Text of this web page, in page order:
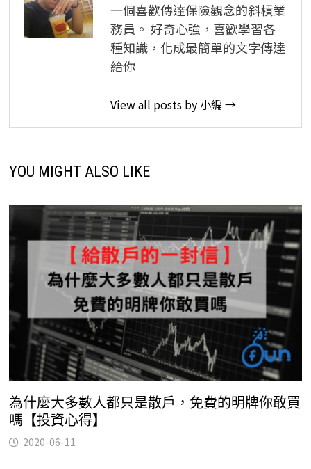
一個喜歡傳達保險觀念的斜槓業
務員。 好奇心強，喜歡學習各
種知識，化成最簡單的文字傳達
給你
View all posts by 小編 →
YOU MIGHT ALSO LIKE
為什麼大多數人都只是散戶，免費的明牌你敢買
嗎【投資心得】
2020-06-11